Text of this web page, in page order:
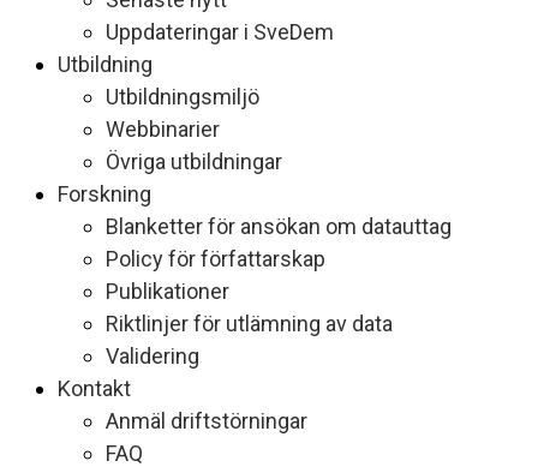
Uppdateringar i SveDem
Utbildning
Utbildningsmiljö
Webbinarier
Övriga utbildningar
Forskning
Blanketter för ansökan om datauttag
Policy för författarskap
Publikationer
Riktlinjer för utlämning av data
Validering
Kontakt
Anmäl driftstörningar
FAQ